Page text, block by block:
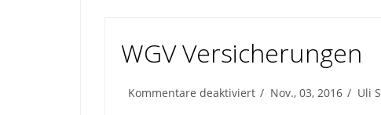
WGV Versicherungen
Kommentare deaktiviertfür Nov., 03, 2016 Uli